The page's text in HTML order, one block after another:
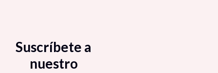
apertura comercial; Calera, Zacatecas (1980-
Suscríbete a
nuestro